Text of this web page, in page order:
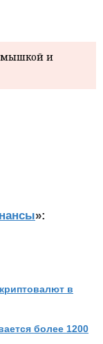
мышкой и
»:
в
более 1200